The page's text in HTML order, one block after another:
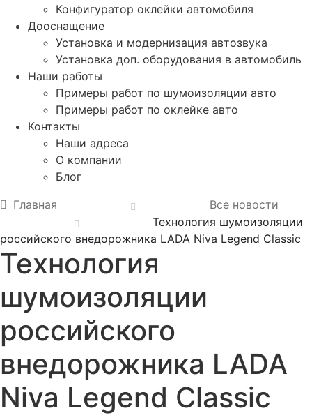
Конфигуратор оклейки автомобиля
Дооснащение
Установка и модернизация автозвука
Установка доп. оборудования в автомобиль
Наши работы
Примеры работ по шумоизоляции авто
Примеры работ по оклейке авто
Контакты
Наши адреса
О компании
Блог
Главная
Все новости
Технология шумоизоляции
российского внедорожника LADA Niva Legend Classic
Технология
шумоизоляции
российского
внедорожника LADA
Niva Legend Classic